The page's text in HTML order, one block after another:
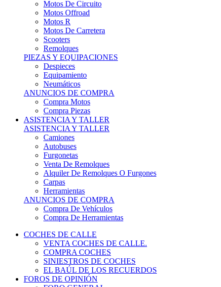
Motos R
Motos De Carretera
Scooters
Remolques
PIEZAS Y EQUIPACIONES
Despieces
Equipamiento
Neumáticos
ANUNCIOS DE COMPRA
Compra Motos
Compra Piezas
ASISTENCIA Y TALLER
ASISTENCIA Y TALLER
Camiones
Autobuses
Furgonetas
Venta De Remolques
Alquiler De Remolques O Furgones
Carpas
Herramientas
ANUNCIOS DE COMPRA
Compra De Vehículos
Compra De Herramientas
COCHES DE CALLE
VENTA COCHES DE CALLE.
COMPRA COCHES
SINIESTROS DE COCHES
EL BAÚL DE LOS RECUERDOS
FOROS DE OPINIÓN
FORO GENERAL
WRC